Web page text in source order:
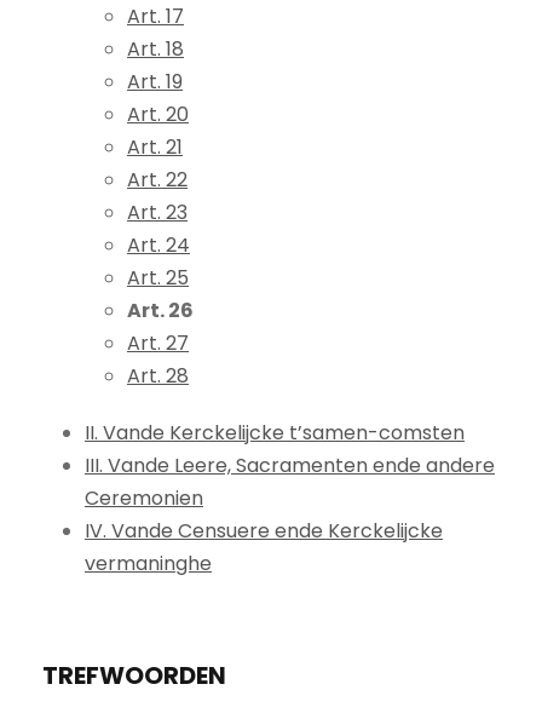
Art. 17
Art. 18
Art. 19
Art. 20
Art. 21
Art. 22
Art. 23
Art. 24
Art. 25
Art. 26
Art. 27
Art. 28
II. Vande Kerckelijcke t’samen-comsten
III. Vande Leere, Sacramenten ende andere
Ceremonien
IV. Vande Censuere ende Kerckelijcke
vermaninghe
TREFWOORDEN